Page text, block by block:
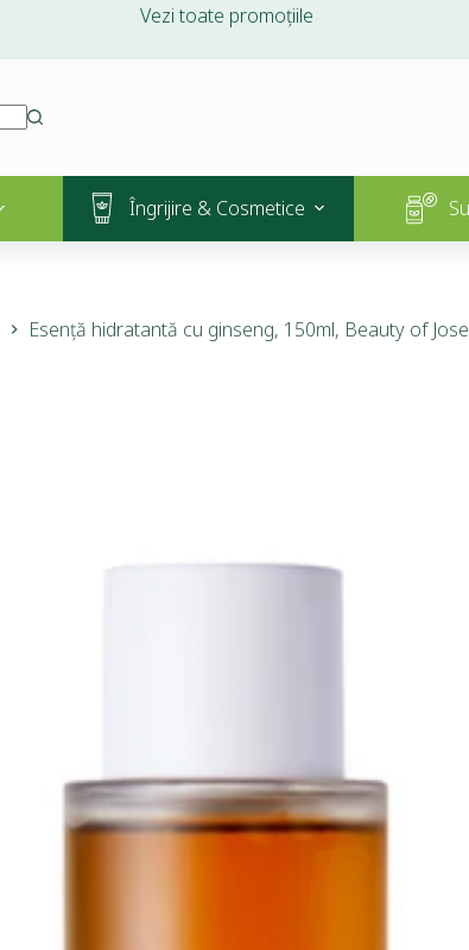
Vezi toate promoțiile
Îngrijire & Cosmetice
Esență hidratantă cu ginseng, 150ml, Beauty of